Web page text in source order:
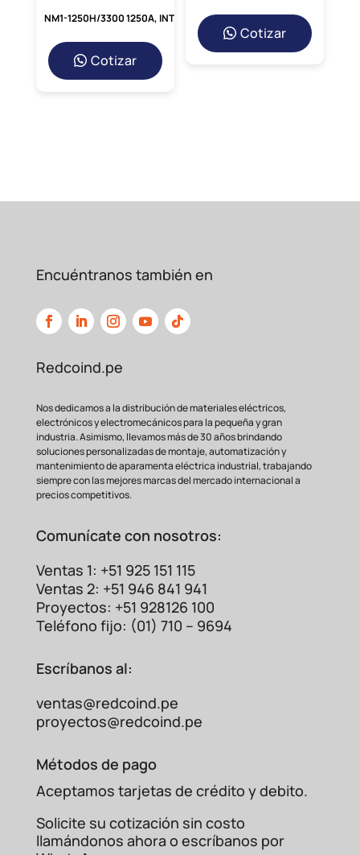
Cotizar
Cotizar
Encuéntranos también en
Redcoind.pe
Nos dedicamos a la distribución de materiales eléctricos,
electrónicos y electromecánicos para la pequeña y gran
industria. Asimismo, llevamos más de 30 años brindando
soluciones personalizadas de montaje, automatización y
mantenimiento de aparamenta eléctrica industrial, trabajando
siempre con las mejores marcas del mercado internacional a
precios competitivos.
Comunícate con nosotros:
Ventas 1: +51 925 151 115
Ventas 2: +51 946 841 941
Proyectos: +51 928126 100
Teléfono fijo: (01) 710 – 9694
Escríbanos al:
ventas@redcoind.pe
proyectos@redcoind.pe
Métodos de pago
Aceptamos tarjetas de crédito y debito.
Solicite su cotización sin costo
llamándonos ahora o escríbanos por